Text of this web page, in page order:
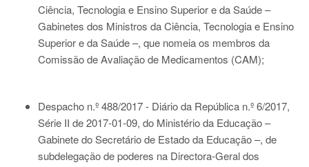
Ciência, Tecnologia e Ensino Superior e da Saúde –
Gabinetes dos Ministros da Ciência, Tecnologia e Ensino
Superior e da Saúde –, que nomeia os membros da
Comissão de Avaliação de Medicamentos (CAM);
Despacho n.º 488/2017 - Diário da República n.º 6/2017,
Série II de 2017-01-09, do Ministério da Educação –
Gabinete do Secretário de Estado da Educação –, de
subdelegação de poderes na Directora-Geral dos